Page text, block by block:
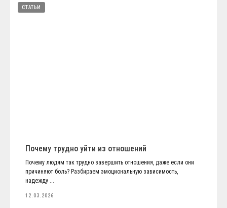
СТАТЬИ
Почему трудно уйти из отношений
Почему людям так трудно завершить отношения, даже если они
причиняют боль? Разбираем эмоциональную зависимость,
надежду ...
12.03.2026